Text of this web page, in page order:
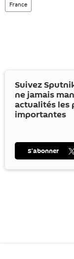
France
Suivez
ne jamais
actualités les
importantes
S’abonner